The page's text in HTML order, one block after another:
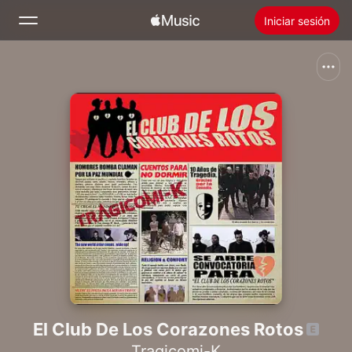
Iniciar sesión
Novedades
Instalar Apple Music
El Club De Los Corazones Rotos